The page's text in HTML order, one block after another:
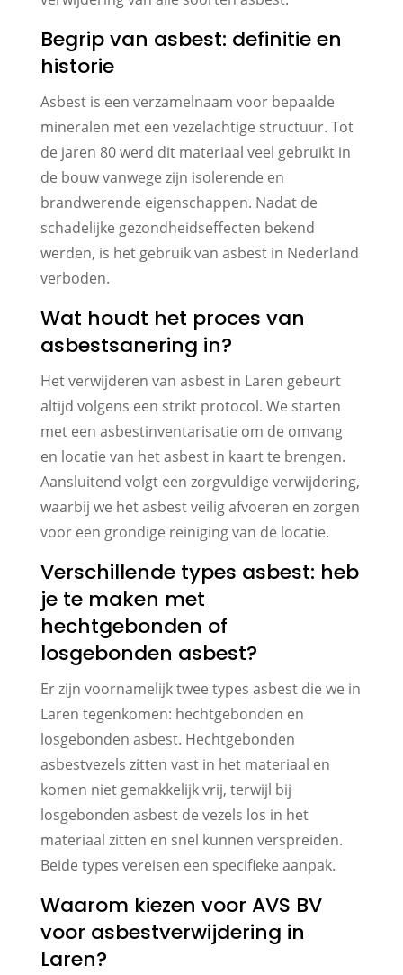
Begrip van asbest: definitie en
historie
Asbest is een verzamelnaam voor bepaalde
mineralen met een vezelachtige structuur. Tot
de jaren 80 werd dit materiaal veel gebruikt in
de bouw vanwege zijn isolerende en
brandwerende eigenschappen. Nadat de
schadelijke gezondheidseffecten bekend
werden, is het gebruik van asbest in Nederland
verboden.
Wat houdt het proces van
asbestsanering in?
Het verwijderen van asbest in Laren gebeurt
altijd volgens een strikt protocol. We starten
met een asbestinventarisatie om de omvang
en locatie van het asbest in kaart te brengen.
Aansluitend volgt een zorgvuldige verwijdering,
waarbij we het asbest veilig afvoeren en zorgen
voor een grondige reiniging van de locatie.
Verschillende types asbest: heb
je te maken met
hechtgebonden of
losgebonden asbest?
Er zijn voornamelijk twee types asbest die we in
Laren tegenkomen: hechtgebonden en
losgebonden asbest. Hechtgebonden
asbestvezels zitten vast in het materiaal en
komen niet gemakkelijk vrij, terwijl bij
losgebonden asbest de vezels los in het
materiaal zitten en snel kunnen verspreiden.
Beide types vereisen een specifieke aanpak.
Waarom kiezen voor AVS BV
voor asbestverwijdering in
Laren?